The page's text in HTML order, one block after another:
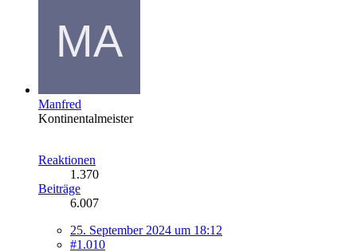
Manfred
Kontinentalmeister
Reaktionen
1.370
Beiträge
6.007
25. September 2024 um 18:12
#1.010